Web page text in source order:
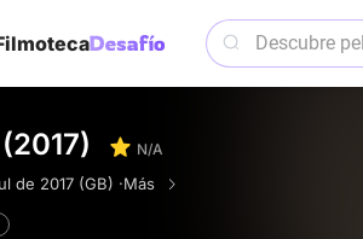
N/A
de 2017 (GB) ·Más